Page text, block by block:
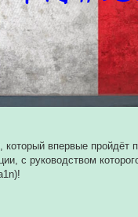
впервые пройдёт
руководством